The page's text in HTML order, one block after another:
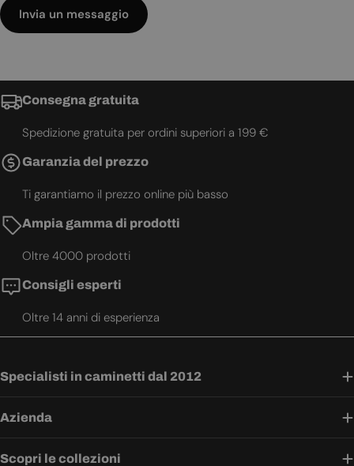
Invia un messaggio
Consegna gratuita
Spedizione gratuita per ordini superiori a 199 €
Garanzia del prezzo
Ti garantiamo il prezzo online più basso
Ampia gamma di prodotti
Oltre 4000 prodotti
Consigli esperti
Oltre 14 anni di esperienza
Specialisti in caminetti dal 2012
Azienda
Scopri le collezioni